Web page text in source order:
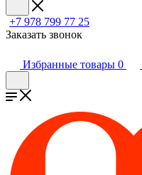
+7 978 799 77 25
Заказать звонок
Избранные товары 0